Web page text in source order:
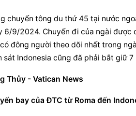
chuyến tông du thứ 45 tại nước
6/9/2024. Chuyến đi của ngài được
đông người theo dõi nhất trong
sát Indonesia cũng đã phải bắt giữ
Thủy - Vatican News
bay của ĐTC từ Roma đến